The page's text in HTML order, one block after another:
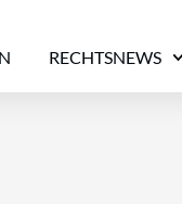
RECHTSNEWS